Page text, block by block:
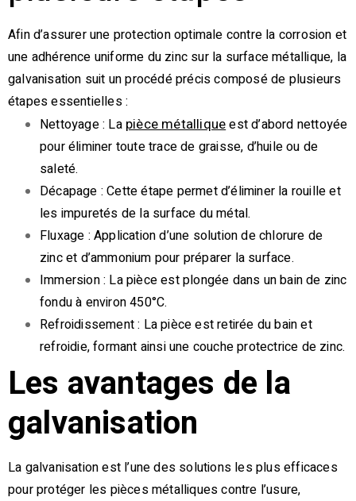
Afin d’assurer une protection optimale contre la corrosion et
une adhérence uniforme du zinc sur la surface métallique, la
galvanisation suit un procédé précis composé de plusieurs
étapes essentielles :
Nettoyage : La pièce métalliqueest d’abord nettoyée
pour éliminer toute trace de graisse, d’huile ou de
saleté.
Décapage : Cette étape permet d’éliminer la rouille et
les impuretés de la surface du métal.
Fluxage : Application d’une solution de chlorure de
zinc et d’ammonium pour préparer la surface.
Immersion : La pièce est plongée dans un bain de zinc
fondu à environ 450°C.
Refroidissement : La pièce est retirée du bain et
refroidie, formant ainsi une couche protectrice de zinc.
Les avantages de la
galvanisation
La galvanisation est l’une des solutions les plus efficaces
pour protéger les pièces métalliques contre l’usure,